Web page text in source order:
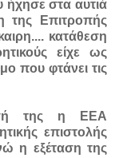
ήχησε στα αυτιά
της Επιτροπής
κατάθεση
είχε ως
που φτάνει τις
της η ΕΕΑ
επιστολής
η εξέταση της